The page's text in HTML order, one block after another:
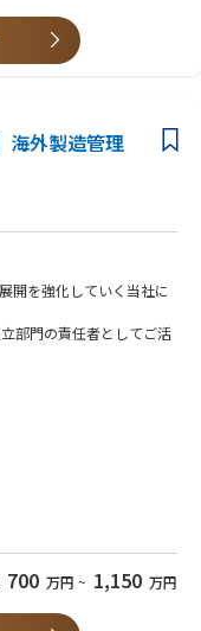
ターという物流拠点に集
点）を経てお客様先に届
）のメンバーが多く活躍
の為取り組んでいます。
ジネスに携わる、そんな
かしてみませんか。
通りに円滑に進むようサ
プランの策定、実行
握
トの立案および推進
を行っていただきま
流の仕組みやマネージ
る他部署への異動のチ
リンク先をご参照くださ
b?node=85210
海外製造管理
開を強化していく当社に
部⾨の責任者としてご活
般管理
み／品質向上に向けた改
場)でのOJTトレーニング
700 万円 ~ 1,150 万円